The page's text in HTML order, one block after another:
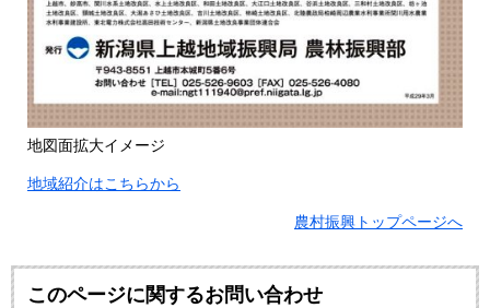
地図面拡大イメージ
地域紹介はこちらから
農村振興トップページへ
このページに関するお問い合わせ